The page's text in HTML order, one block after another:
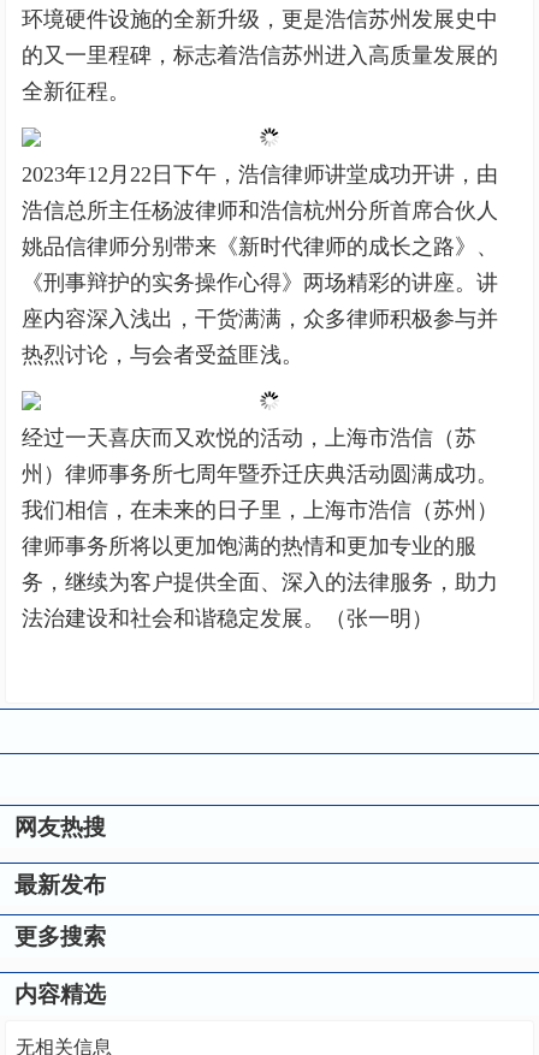
环境硬件设施的全新升级，更是浩信苏州发展史中
的又一里程碑，标志着浩信苏州进入高质量发展的
全新征程。
2023年12月22日下午，浩信律师讲堂成功开讲，由
浩信总所主任杨波律师和浩信杭州分所首席合伙人
姚品信律师分别带来《新时代律师的成长之路》、
《刑事辩护的实务操作心得》两场精彩的讲座。讲
座内容深入浅出，干货满满，众多律师积极参与并
热烈讨论，与会者受益匪浅。
经过一天喜庆而又欢悦的活动，上海市浩信（苏
州）律师事务所七周年暨乔迁庆典活动圆满成功。
我们相信，在未来的日子里，上海市浩信（苏州）
律师事务所将以更加饱满的热情和更加专业的服
务，继续为客户提供全面、深入的法律服务，助力
法治建设和社会和谐稳定发展。（张一明）
网友热搜
最新发布
更多搜索
内容精选
无相关信息